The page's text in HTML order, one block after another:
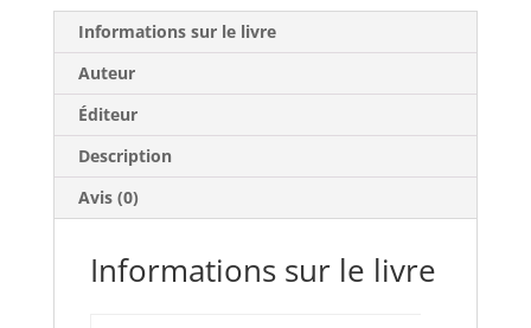
Informations sur le livre
Auteur
Éditeur
Description
Avis (0)
Informations sur le livre